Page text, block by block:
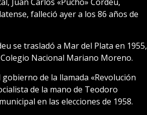
falleció ayer a los 86 años de
se trasladó a Mar del Plata en 1955,
Nacional Mariano Moreno.
de la llamada «Revolución
de la mano de Teodoro
en las elecciones de 1958.